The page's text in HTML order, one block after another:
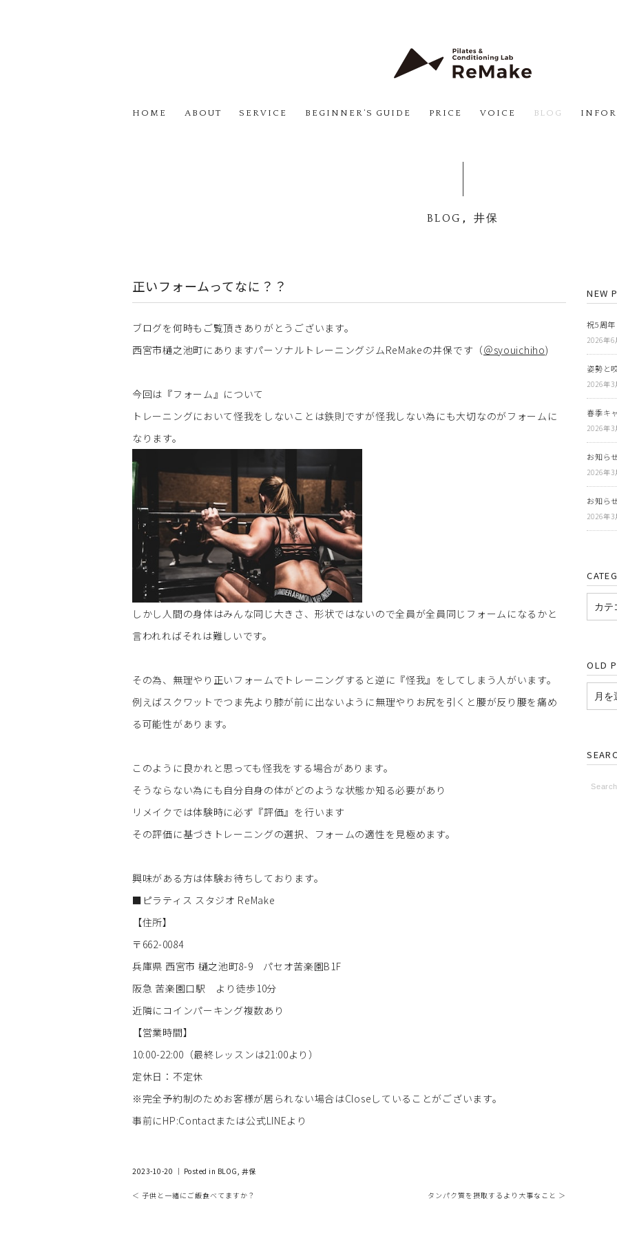
HOME ABOUT SERVICE BEGINNER’S GUIDE PRICE VOICE BLOG
BLOG , 井保
正いフォームってなに？？
ブログを何時もご覧頂きありがとうございます。
西宮市樋之池町にありますパーソナルトレーニングジムReMakeの井保です（＠syouichiho)
今回は『フォーム』について
トレーニングにおいて怪我をしないことは鉄則ですが怪我しない為にも大切なのがフォームに
なります。
しかし人間の身体はみんな同じ大きさ、形状ではないので全員が全員同じフォームになるかと
言われればそれは難しいです。
その為、無理やり正いフォームでトレーニングすると逆に『怪我』をしてしまう人がいます。
例えばスクワットでつま先より膝が前に出ないように無理やりお尻を引くと腰が反り腰を痛め
る可能性があります。
このように良かれと思っても怪我をする場合があります。
そうならない為にも自分自身の体がどのような状態か知る必要があり
リメイクでは体験時に必ず『評価』を行います
その評価に基づきトレーニングの選択、フォームの適性を見極めます。
興味がある方は体験お待ちしております。
■ピラティス スタジオ ReMake
【住所】
〒662-0084
兵庫県 西宮市 樋之池町8-9 パセオ苦楽園B1F
阪急 苦楽園口駅 より徒歩10分
近隣にコインパーキング複数あり
【営業時間】
10:00-22:00（最終レッスンは21:00より）
定休日：不定休
※完全予約制のためお客様が居られない場合はCloseしていることがございます。
事前にHP:Contactまたは公式LINEより
2023-10-20 ｜ Posted in BLOG, 井保
＜ 子供と一緒にご飯食べてますか？ タンパク質を摂取するより大事なこと ＞
NEW
祝5周年
2026年6
姿勢と
2026年3
春季キ
2026年3
お知ら
2026年3
お知ら
2026年3
OLD